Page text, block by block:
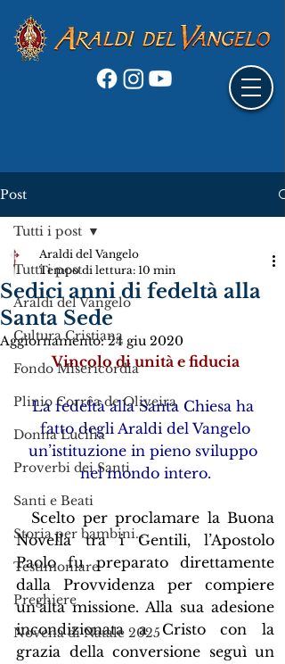
Post
Tutti i post
Araldi del Vangelo
Cultura Cristiana
Fondo Misericordia
Plinio Corrêa de Oliveira
Donna Lucilia
Proverbi dei Santi
Santi e Beati
Storia per bambini…
Testimoniare
Preghiere
Novena di Natale 2025
Tutti i post
Sedici anni di fedeltà alla
Santa Sede
Araldi del Vangelo
Tempo di lettura: 10 min
Aggiornamento:24 giu 2020
Vincolo di unità e fiducia
La fedeltà alla Santa Chiesa ha
fatto degli Araldi del Vangelo
un’istituzione in pieno sviluppo
nel mondo intero.
Scelto per proclamare la Buona
Novella tra i Gentili, l’Apostolo
Paolo fu preparato direttamente
dalla Provvidenza per compiere
un’alta missione. Alla sua adesione
incondizionata a Cristo con la
grazia della conversione seguì un